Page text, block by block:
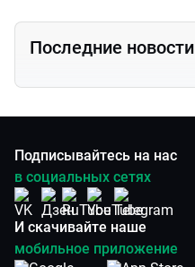
Последние новости
Подписывайтесь на нас
в социальных сетях
И скачивайте наше
мобильное приложение